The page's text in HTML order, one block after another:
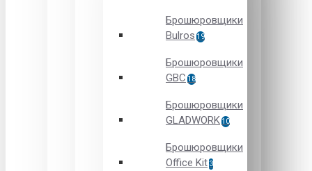
Брошюровщики
Bulros 19
Брошюровщики
GBC 18
Брошюровщики
GLADWORK10
Брошюровщики
Office Kit 3